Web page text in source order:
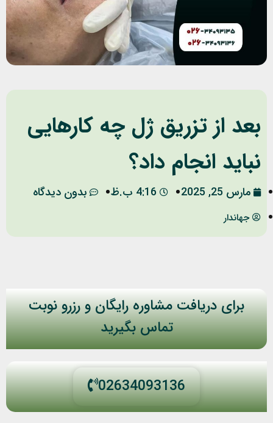
بعد از تزریق ژل چه کارهایی
نباید انجام داد؟
مارس 25, 2025 4:16 ب.ظ بدون دیدگاه
جهاندار
برای دریافت مشاوره رایگان و رزرو نوبت
تماس بگیرید
02634093136